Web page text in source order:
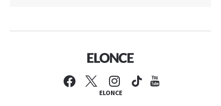
ELONCE